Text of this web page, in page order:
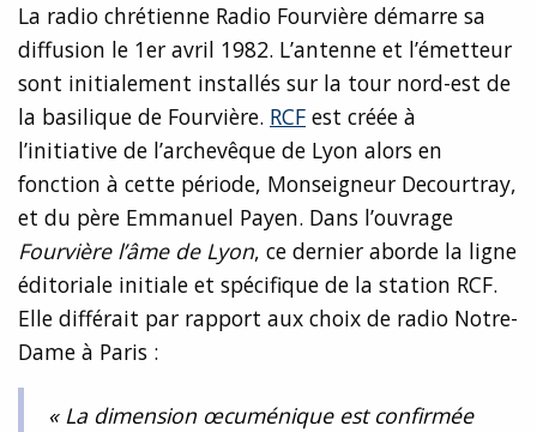
La radio chrétienne Radio Fourvière démarre sa
diffusion le 1er avril 1982. L’antenne et l’émetteur
sont initialement installés sur la tour nord-est de
la basilique de Fourvière. RCF est créée à
l’initiative de l’archevêque de Lyon alors en
fonction à cette période, Monseigneur Decourtray,
et du père Emmanuel Payen. Dans l’ouvrage
Fourvière l’âme de Lyon, ce dernier aborde la ligne
éditoriale initiale et spécifique de la station RCF.
Elle différait par rapport aux choix de radio Notre-
Dame à Paris :
« La dimension œcuménique est confirmée